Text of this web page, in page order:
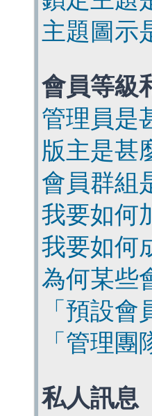
主題圖示
會員等級
管理員是
版主是甚
會員群組
我要如何
我要如何
為何某些
「預設
「管理
私人訊息